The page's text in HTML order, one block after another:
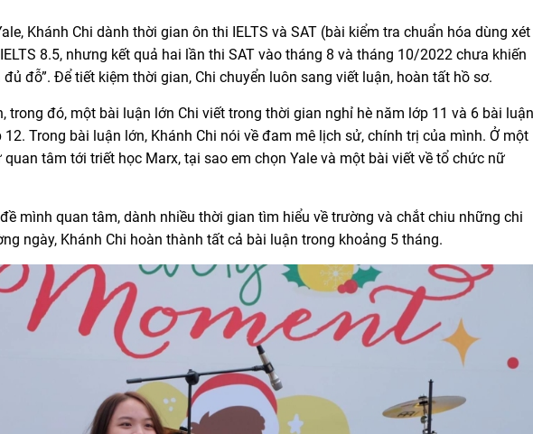
Khánh Chi dành thời gian ôn thi IELTS và SAT (bài kiểm tra chuẩn hóa dùng xét
8.5, nhưng kết quả hai lần thi SAT vào tháng 8 và tháng 10/2022 chưa khiến
đỗ”. Để tiết kiệm thời gian, Chi chuyển luôn sang viết luận, hoàn tất hồ sơ.
trong đó, một bài luận lớn Chi viết trong thời gian nghỉ hè năm lớp 11 và 6 bài luận
Trong bài luận lớn, Khánh Chi nói về đam mê lịch sử, chính trị của mình. Ở một
tâm tới triết học Marx, tại sao em chọn Yale và một bài viết về tổ chức nữ
mình quan tâm, dành nhiều thời gian tìm hiểu về trường và chắt chiu những chi
ngày, Khánh Chi hoàn thành tất cả bài luận trong khoảng 5 tháng.